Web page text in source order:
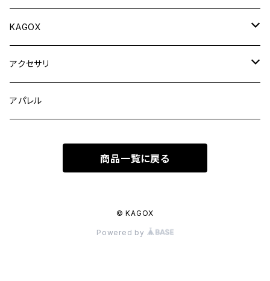
KAGOX
KAGOX ONE
KAGOX ONE with Clips
KAGOX BIZ
KAGOX BIZ with Premium Clips
KAGOX MEGA with Clips
アクセサリ
フィギュア
インナーバッグ
アパレル
商品一覧に戻る
© KAGOX
Powered by